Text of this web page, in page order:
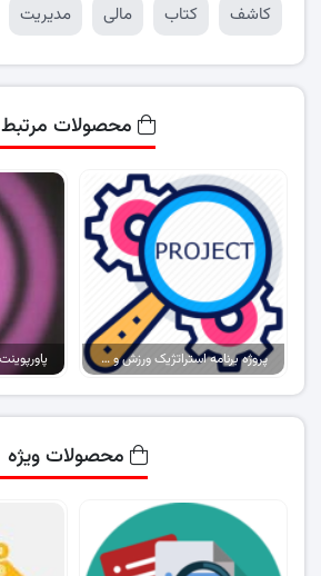
کاشف
کتاب مالی مدیریت
محصولات مرتبط
پروژه برنامه استراتژیک ورزش و تفریح آفریقای جنوبی (۲۰۱۵-۲۰۲۰)
محصولات ویژه